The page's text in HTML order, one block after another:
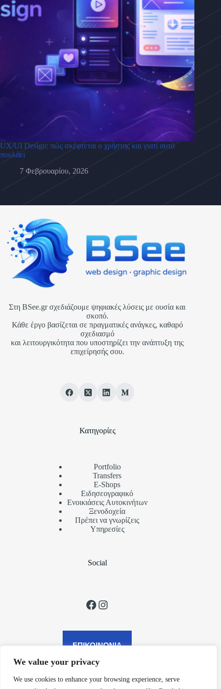
We value your privacy
We use cookies to enhance your browsing experience, serve
UX/UI Design: πώς σκέφτεται ο χρήστης και γιατί αυτό
πουλάει
7 Φεβρουαρίου, 2026
Στη BSee.gr σχεδιάζουμε ψηφιακές λύσεις με ουσία και
σκοπό.
Κάθε έργο βασίζεται σε πραγματικές ανάγκες, καθαρό
σχεδιασμό
και λειτουργικότητα που υποστηρίζει την ανάπτυξη της
επιχείρησής σου.
Κατηγορίες
Portfolio
Transfers
Ε-Shops
Ειδησεογραφικό
Ενοικιάσεις Αυτοκινήτων
Ξενοδοχεία
Πρέπει να γνωρίζεις
Υπηρεσίες
Social
Facebook
Instagram
ΕΠΙΚΟΙΝΩΝΙΑ